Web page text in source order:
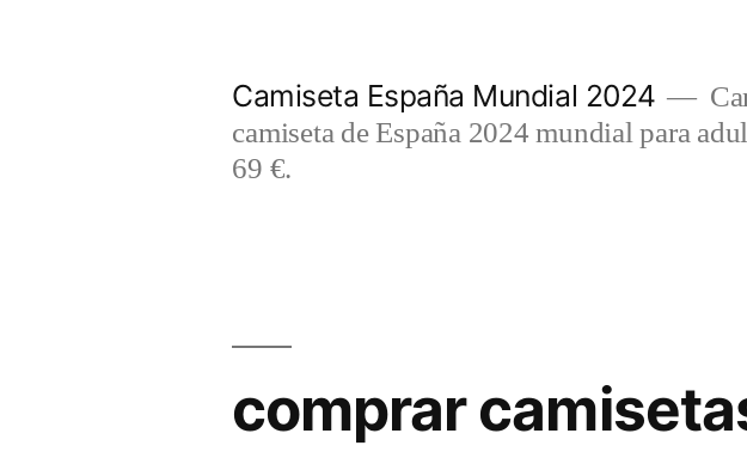
Camiseta España Mundial 2024
camiseta de España 2024 mundial para
69 €.
comprar